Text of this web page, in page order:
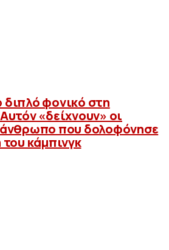
φονικό στη
«δείχνουν» οι
που δολοφόνησε
του κάμπινγκ